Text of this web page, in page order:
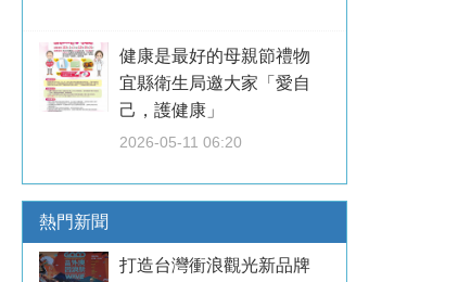
健康是最好的母親節禮物
宜縣衛生局邀大家「愛自
己，護健康」
2026-05-11 06:20
熱門新聞
打造台灣衝浪觀光新品牌